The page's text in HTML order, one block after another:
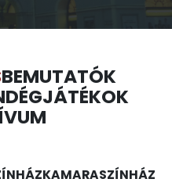
BEMUTATÓK
KAMARASZÍNHÁZ